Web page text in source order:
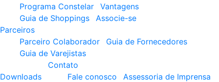
Programa Constelar
Vantagens
Guia de Shoppings
Associe-se
Parceiros
Parceiro Colaborador
Guia de Fornecedores
Guia de Varejistas
Downloads
Contato
Fale conosco
Assessoria de Imprensa